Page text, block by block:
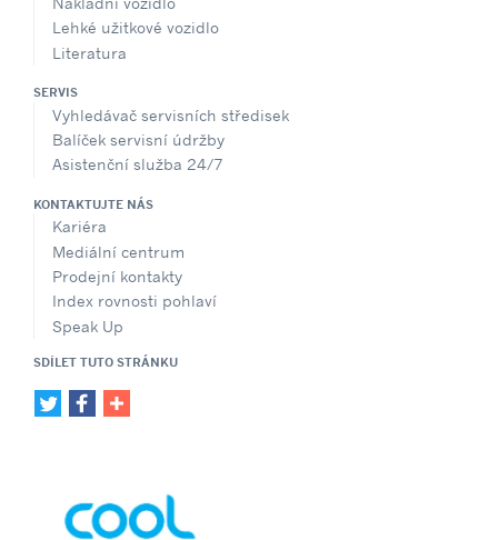
Lehké užitkové vozidlo
Literatura
SERVIS
Vyhledávač servisních středisek
Balíček servisní údržby
Asistenční služba 24/7
KONTAKTUJTE NÁS
Kariéra
Mediální centrum
Prodejní kontakty
Index rovnosti pohlaví
Speak Up
SDÍLET TUTO STRÁNKU